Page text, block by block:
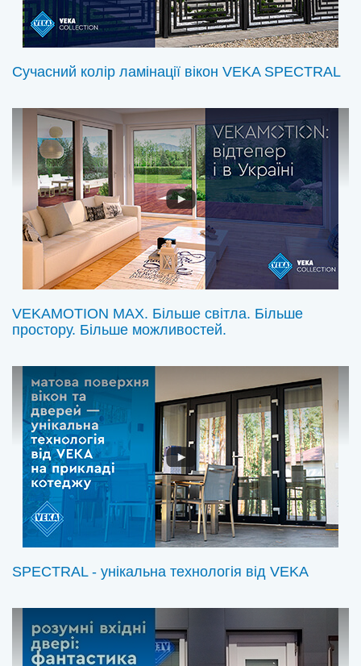
Сучасний колір ламінації вікон VEKA SPECTRAL
VEKAMOTION MAX. Більше світла. Більше
простору. Більше можливостей.
SPECTRAL - унікальна технологія від VEKA